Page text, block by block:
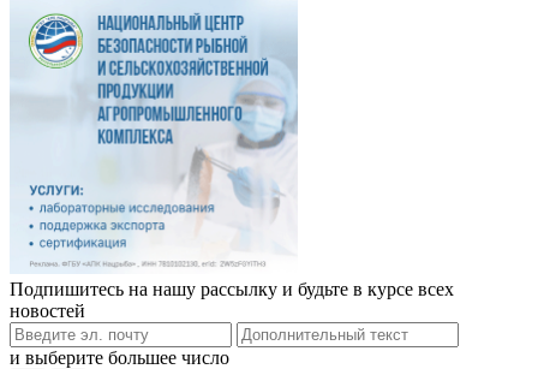
Подпишитесь на нашу рассылку и будьте в курсе всех
новостей
и выберите большее число